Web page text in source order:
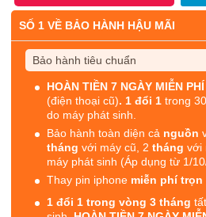
SỐ 1 VỀ BẢO HÀNH HẬU MÃI
HOÀN TIỀN 7 NGÀY MIỄN PHÍ
(điện thoại cũ). 1 đổi 1 trong
do máy phát sinh.
Bảo hành toàn diện cả nguồn
tháng với máy cũ, 2 tháng với
máy phát sinh (Áp dụng từ 1/
Thay pin iphone miễn phí trọn
1 đổi 1 trong vòng 3 tháng